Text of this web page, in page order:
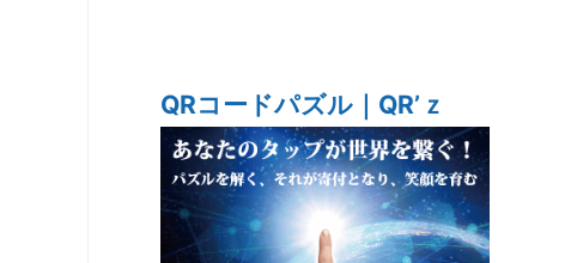
QRコードパズル｜QR’ｚ